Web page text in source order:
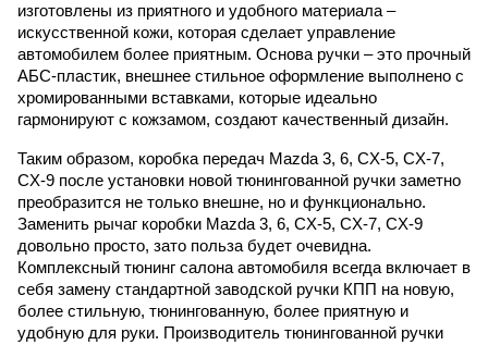
изготовлены из приятного и удобного материала –
искусственной кожи, которая сделает управление
автомобилем более приятным. Основа ручки – это прочный
АБС-пластик, внешнее стильное оформление выполнено с
хромированными вставками, которые идеально
гармонируют с кожзамом, создают качественный дизайн.
Таким образом, коробка передач Mazda 3, 6, CX-5, CX-7,
CX-9 после установки новой тюнингованной ручки заметно
преобразится не только внешне, но и функционально.
Заменить рычаг коробки Mazda 3, 6, CX-5, CX-7, CX-9
довольно просто, зато польза будет очевидна.
Комплексный тюнинг салона автомобиля всегда включает в
себя замену стандартной заводской ручки КПП на новую,
более стильную, тюнингованную, более приятную и
удобную для руки. Производитель тюнингованной ручки